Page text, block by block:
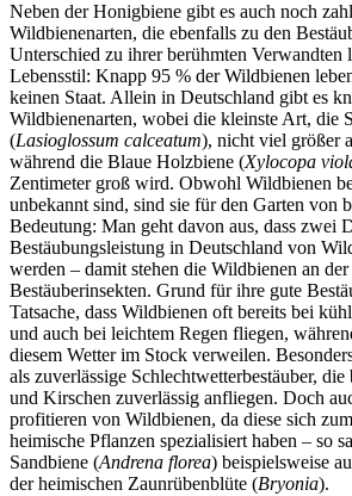
Neben der Honigbiene gibt es auch noch
Wildbienenarten, die ebenfalls zu den
Unterschied zu ihrer berühmten Verwandten
Lebensstil: Knapp 95 % der Wildbienen
keinen Staat. Allein in Deutschland gibt es
Wildbienenarten, wobei die kleinste Art, die
(Lasioglossum calceatum), nicht viel größer
während die Blaue Holzbiene (Xylocopa
Zentimeter groß wird. Obwohl Wildbienen
unbekannt sind, sind sie für den Garten von
Bedeutung: Man geht davon aus, dass zwei
Bestäubungsleistung in Deutschland von
werden – damit stehen die Wildbienen an
Bestäuberinsekten. Grund für ihre gute
Tatsache, dass Wildbienen oft bereits bei
und auch bei leichtem Regen fliegen,
diesem Wetter im Stock verweilen.
als zuverlässige Schlechtwetterbestäuber,
und Kirschen zuverlässig anfliegen. Doch
profitieren von Wildbienen, da diese sich
heimische Pflanzen spezialisiert haben – so
Sandbiene (Andrena florea) beispielsweise
der heimischen Zaunrübenblüte (Bryonia).